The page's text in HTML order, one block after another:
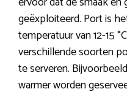
geëxploiteerd. Port is
temperatuur van 12-15
verschillende soorten
te serveren.
warmer worden